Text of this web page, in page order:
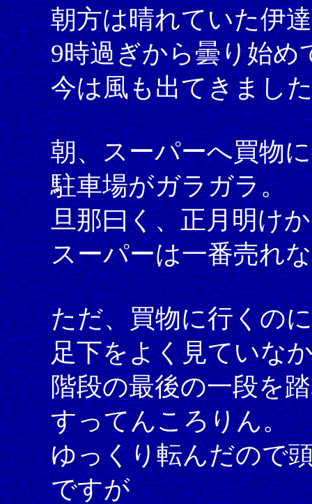
朝方は晴れていた伊
9時過ぎから曇り始め
今は風も出てきまし
朝、スーパーへ買物
駐車場がガラガラ。
旦那曰く、正月明け
スーパーは一番売れ
ただ、買物に行くの
足下をよく見ていな
階段の最後の一段を
すってんころりん。
ゆっくり転んだので
ですが